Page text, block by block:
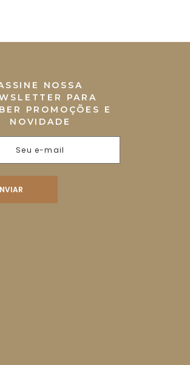
NOSSA
PARA
PROMOÇÕES E
NOVIDADE